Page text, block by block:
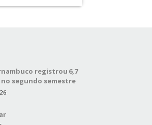
registrou 6,7
segundo semestre